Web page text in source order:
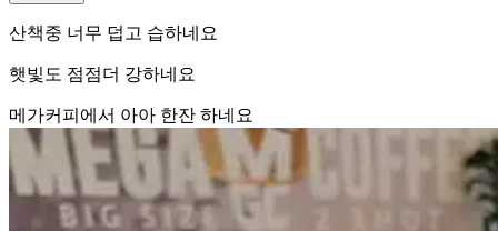
산책중 너무 덥고 습하네요
햇빛도 점점더 강하네요
메가커피에서 아아 한잔 하네요